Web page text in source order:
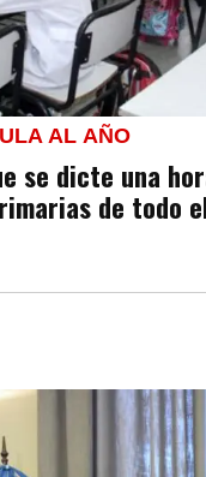
AL AÑO
se dicte una
de todo